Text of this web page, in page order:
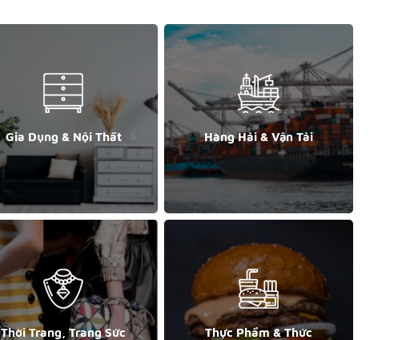
Gia Dụng & Nội Thất Hàng Hải & Vận Tải
Thời Trang, Trang Sức
Thực Phẩm & Thức